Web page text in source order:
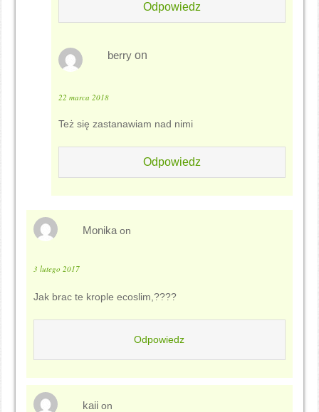
Odpowiedz
berry on
22 marca 2018
Też się zastanawiam nad nimi
Odpowiedz
Monika on
3 lutego 2017
Jak brac te krople ecoslim,????
Odpowiedz
kaii on